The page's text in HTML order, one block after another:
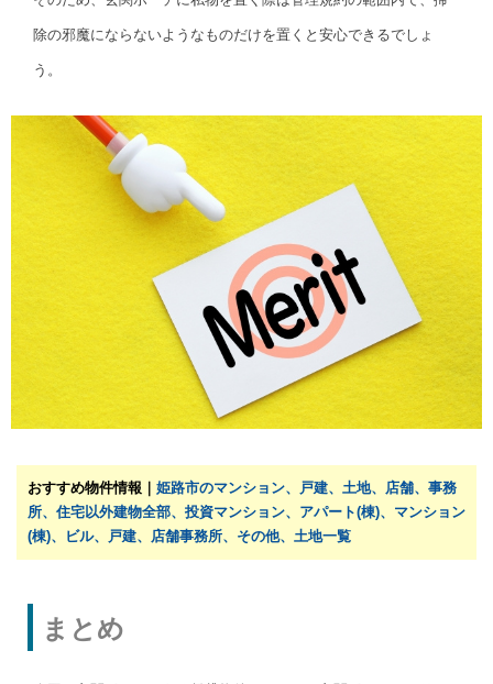
除の邪魔にならないようなものだけを置くと安心できるでしょ
う。
おすすめ物件情報｜ 姫路市のマンション、戸建、土地、店舗、事務
所、住宅以外建物全部、投資マンション、アパート(棟)、マンション
(棟)、ビル、戸建、店舗事務所、その他、土地一覧
まとめ